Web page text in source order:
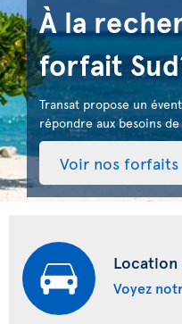
À la
forfait
Transat propose un
répondre aux besoins
Voir nos forfaits
Voyez